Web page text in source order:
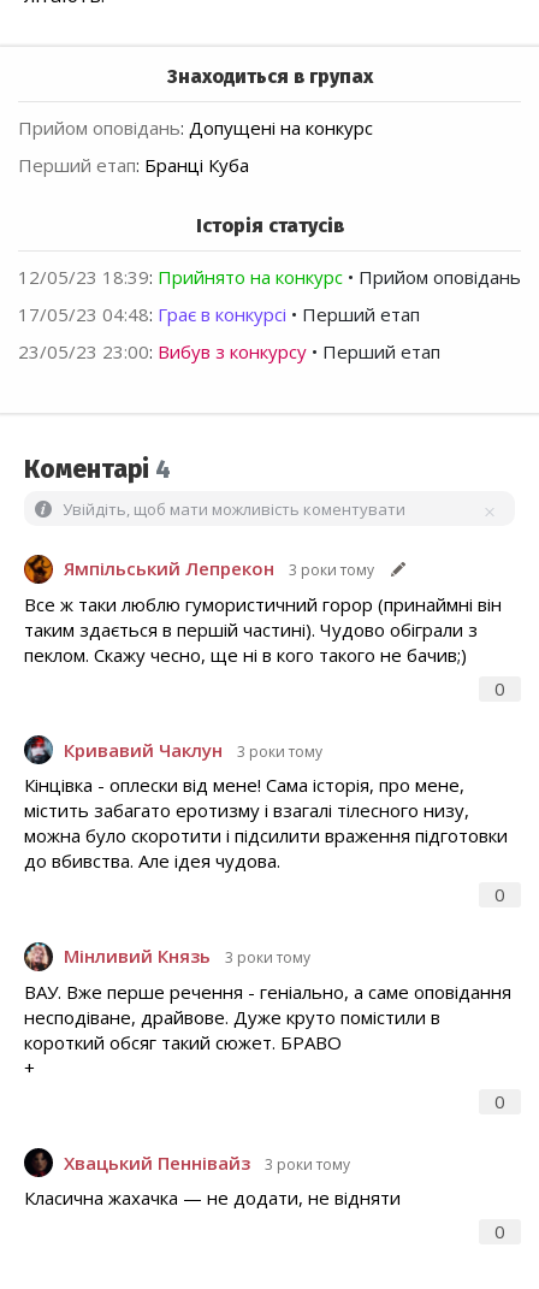
Знаходиться в групах
Прийом оповідань: Допущені на конкурс
Перший етап: Бранці Куба
Історія статусів
12/05/23 18:39: Прийнято на конкурс • Прийом оповідань
17/05/23 04:48: Грає в конкурсі • Перший етап
23/05/23 23:00: Вибув з конкурсу • Перший етап
Коментарі 4
Увійдіть, щоб мати можливість коментувати
Ямпільський Лепрекон 3 роки тому
0
Все ж таки люблю гумористичний горор (принаймні він
таким здається в першій частині). Чудово обіграли з
пеклом. Скажу чесно, ще ні в кого такого не бачив;)
Кривавий Чаклун 3 роки тому
0
Кінцівка - оплески від мене! Сама історія, про мене,
містить забагато еротизму і взагалі тілесного низу,
можна було скоротити і підсилити враження підготовки
до вбивства. Але ідея чудова.
Мінливий Князь 3 роки тому
0
ВАУ. Вже перше речення - геніально, а саме оповідання
несподіване, драйвове. Дуже круто помістили в
короткий обсяг такий сюжет. БРАВО
+
Хвацький Пеннівайз 3 роки тому
0
Класична жахачка — не додати, не відняти